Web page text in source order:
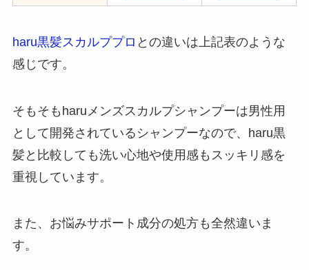
haru黒髪スカルププロ との違いは上記表のような
感じです。
そもそもharuメンズスカルプシャンプーは男性用
として開発されているシャンプーなので、haru黒
髪と比較しても洗い心地や使用感もスッキリ感を
重視しています。
また、お悩みサポート成分の処方も全然違いま
す。